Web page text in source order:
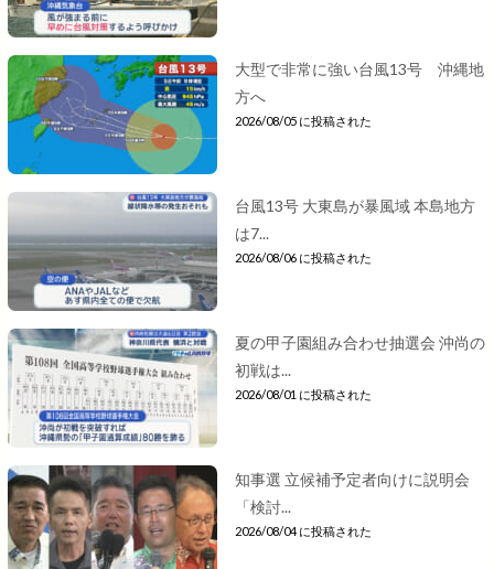
大型で非常に強い台風13号 沖縄地
方へ
2026/08/05 に投稿された
台風13号 大東島が暴風域 本島地方
は7...
2026/08/06 に投稿された
夏の甲子園組み合わせ抽選会 沖尚の
初戦は...
2026/08/01 に投稿された
知事選 立候補予定者向けに説明会
「検討...
2026/08/04 に投稿された